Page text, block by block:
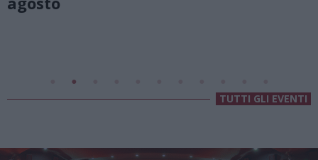
TUTTI GLI EVENTI